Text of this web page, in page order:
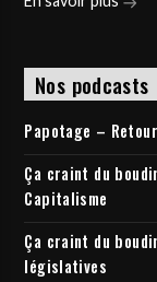
Nos podcasts
Papotage –
Ça craint du
Capitalisme
Ça craint du
législatives